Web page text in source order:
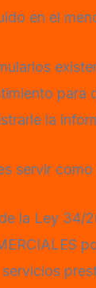
en el
la
servir
la Ley 34/